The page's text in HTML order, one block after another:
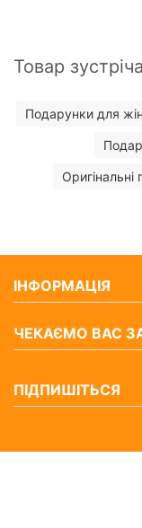
Товар
Подарунки для
Оригінальні
ІНФОРМАЦІЯ
ЧЕКАЄМО ВАС
ПІДПИШІТЬСЯ